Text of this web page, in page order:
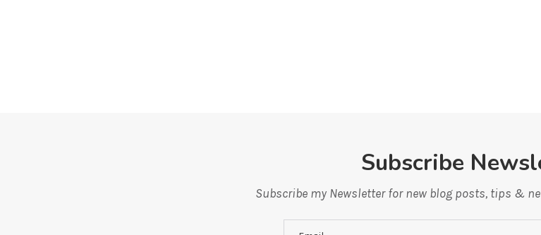
Subscribe
Subscribe my Newsletter for new blog posts, tips &